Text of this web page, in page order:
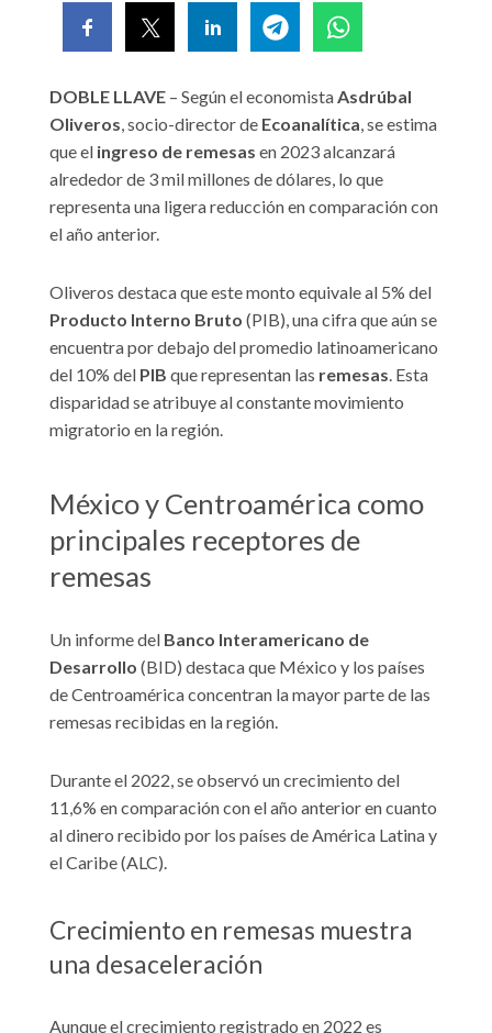
DOBLE LLAVE – Según el economistaAsdrúbal
Oliveros, socio-director de Ecoanalítica, se estima
que el ingreso de remesas en 2023 alcanzará
alrededor de 3 mil millones de dólares, lo que
representa una ligera reducción en comparación con
el año anterior.
Oliveros destaca que este monto equivale al 5% del
Producto Interno Bruto (PIB), una cifra que aún se
encuentra por debajo del promedio latinoamericano
del 10% del PIB que representan las remesas. Esta
disparidad se atribuye al constante movimiento
migratorio en la región.
México y Centroamérica como
principales receptores de
remesas
Un informe del Banco Interamericano de
Desarrollo (BID) destaca que México y los países
de Centroamérica concentran la mayor parte de las
remesas recibidas en la región.
Durante el 2022, se observó un crecimiento del
11,6% en comparación con el año anterior en cuanto
al dinero recibido por los países de América Latina y
el Caribe (ALC).
Crecimiento en remesas muestra
una desaceleración
Aunque el crecimiento registrado en 2022 es